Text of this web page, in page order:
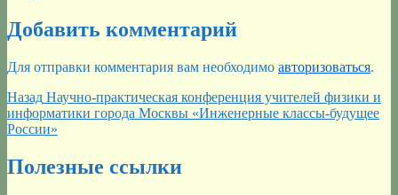
Добавить комментарий
Для отправки комментария вам необходимо авторизоваться.
Навигация
по
Назад Предыдущая
запись:
Научно-практическая конференция учителей физики и
информатики города Москвы «Инженерные классы-будущее
России»
Полезные ссылки